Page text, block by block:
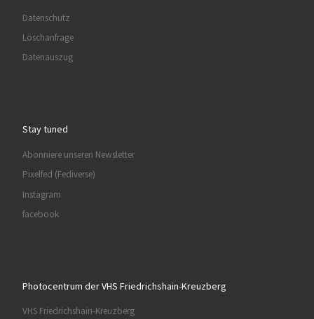
Datenschutz
Löschanfrage
Datenauszug
Stay tuned
Abonniere unseren Newsletter
Pixelfed (Fediverse)
Instagram
facebook
Photocentrum der VHS Friedrichshain-Kreuzberg
VHS Friedrichshain-Kreuzberg